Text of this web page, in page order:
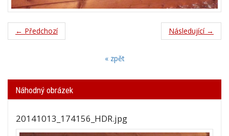
← Předchozí Následující →
« zpět
Náhodný obrázek
20141013_174156_HDR.jpg